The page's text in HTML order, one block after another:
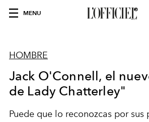
MENU
HOMBRE
Jack O'Connell, el
de Lady Chatterley"
Puede que lo reconozcas por sus